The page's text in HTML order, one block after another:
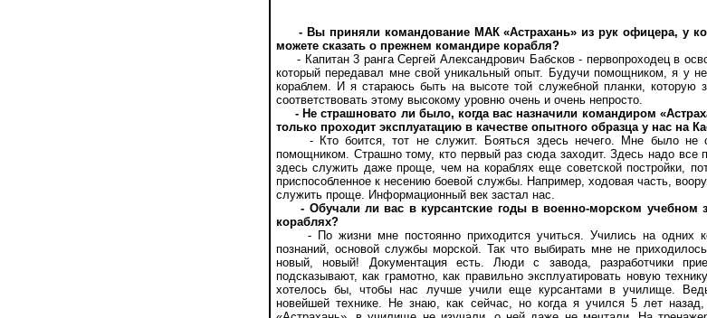
- Вы приняли командование МАК «Астрахань» из рук офицера, у
можете сказать о прежнем командире корабля?
- Капитан 3 ранга Сергей Александрович Бабсков - первопроходец в
который передавал мне свой уникальный опыт. Будучи помощником, я у
кораблем. И я стараюсь быть на высоте той служебной планки, которую
соответствовать этому высокому уровню очень и очень непросто.
- Не страшновато ли было, когда вас назначили командиром
только проходит эксплуатацию в качестве опытного образца у нас на
- Кто боится, тот не служит. Бояться здесь нечего. Мне было не
помощником. Страшно тому, кто первый раз сюда заходит. Здесь надо все
здесь служить даже проще, чем на кораблях еще советской постройки,
приспособленное к несению боевой службы. Например, ходовая часть,
служить проще. Информационный век застал нас.
- Обучали ли вас в курсантские годы в военно-морском учебном
кораблях?
- По жизни мне постоянно приходится учиться. Учились на одних
познаний, основой службы морской. Так что выбирать мне не
новый, новый! Документация есть. Люди с завода, разработчики
подсказывают, как грамотно, как правильно эксплуатировать новую
хотелось бы, чтобы нас лучше учили еще курсантами в училище.
новейшей технике. Не знаю, как сейчас, но когда я учился 5 лет